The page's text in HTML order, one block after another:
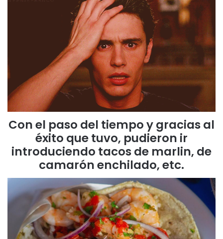
Con el paso del tiempo y gracias al
éxito que tuvo, pudieron ir
introduciendo tacos de marlin, de
camarón enchilado, etc.